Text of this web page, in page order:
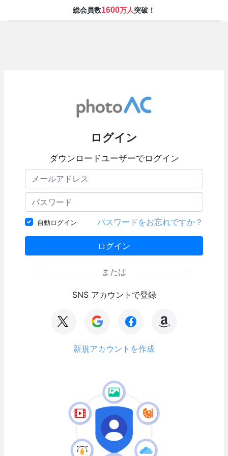
総会員数1600万人突破！
ログイン
ダウンロードユーザーでログイン
自動ログイン パスワードをお忘れですか？
ログイン
または
SNS アカウントで登録
新規アカウントを作成